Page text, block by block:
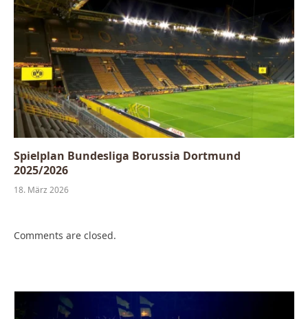
Spielplan Bundesliga Borussia Dortmund
2025/2026
18. März 2026
Comments are closed.